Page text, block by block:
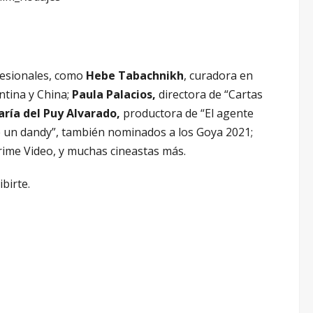
como Hebe Tabachnikh, curadora en
y China; Paula Palacios, directora de “Cartas
del Puy Alvarado, productora de “El agente
dandy”, también nominados a los Goya 2021;
Video, y muchas cineastas más.